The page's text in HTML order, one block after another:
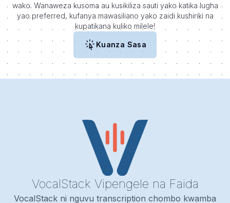
wako. Wanaweza kusoma au kusikiliza sauti yako katika lugha
yao preferred, kufanya mawasiliano yako zaidi kushiriki na
kupatikana kuliko milele!
Kuanza Sasa
VocalStack Vipengele na Faida
VocalStack ni nguvu transcription chombo kwamba